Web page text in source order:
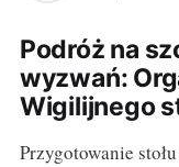
Podróż na
wyzwań:
Wigilijnego
Przygotowanie